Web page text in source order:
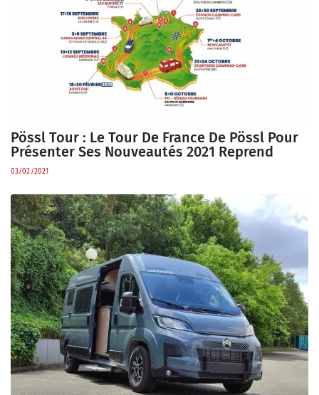
Pössl Tour : Le Tour De France De Pössl Pour
Présenter Ses Nouveautés 2021 Reprend
03/02/2021